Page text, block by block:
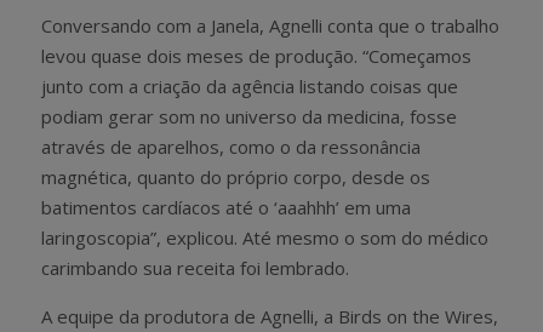
Conversando com a Janela, Agnelli conta que o trabalho
levou quase dois meses de produção. “Começamos
junto com a criação da agência listando coisas que
podiam gerar som no universo da medicina, fosse
através de aparelhos, como o da ressonância
magnética, quanto do próprio corpo, desde os
batimentos cardíacos até o ‘aaahhh’ em uma
laringoscopia”, explicou. Até mesmo o som do médico
carimbando sua receita foi lembrado.
A equipe da produtora de Agnelli, a Birds on the Wires,